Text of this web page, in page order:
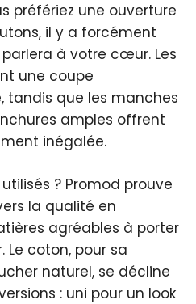
préfériez une ouverture
il y a forcément
à votre cœur. Les
une coupe
tandis que les manches
amples offrent
inégalée.
? Promod prouve
la qualité en
agréables à porter
coton, pour sa
naturel, se décline
: uni pour un look